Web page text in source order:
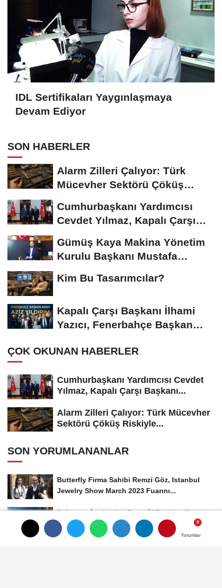
Yorumlar
Yorumlar
IDL Sertifikaları Yaygınlaşmaya
Devam Ediyor
SON HABERLER
Alarm Zilleri Çalıyor: Türk
Mücevher Sektörü Çöküş
Cumhurbaşkanı Yardımcısı
Cevdet Yılmaz, Kapalı Çarşı
Gümüş Kaya Makina Yönetim
Kurulu Başkanı Mustafa
Kim Bu Tasarımcılar?
Kapalı Çarşı Başkanı İlhami
Yazıcı, Fenerbahçe Başkan
ÇOK OKUNAN HABERLER
Cumhurbaşkanı Yardımcısı Cevdet
Yılmaz, Kapalı Çarşı Başkanı...
Alarm Zilleri Çalıyor: Türk Mücevher
Sektörü Çöküş Riskiyle...
SON YORUMLANANLAR
Butterfly Firma Sahibi Remzi Göz, Istanbul
Jewelry Show March 2023 Fuarını...
Pırlantacı İşadamları Derneği Başkanı Norayr
İşler, Kesme Altın...